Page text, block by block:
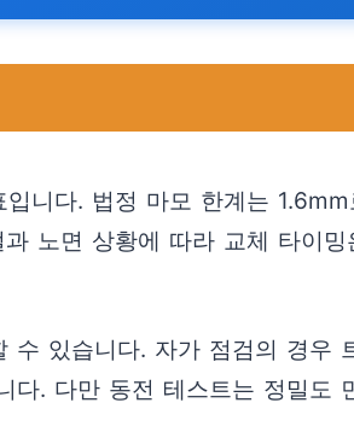
니다. 법정 마모 한계는
노면 상황에 따라 교체 타이
있습니다. 자가 점검의 경우
. 다만 동전 테스트는 정밀도